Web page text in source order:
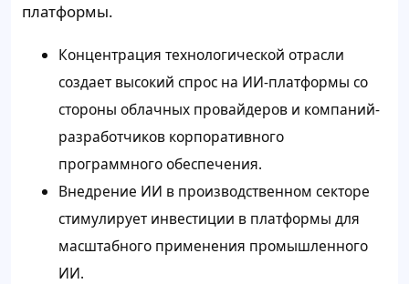
платформы.
Концентрация технологической отрасли
создает высокий спрос на ИИ-платформы со
стороны облачных провайдеров и компаний-
разработчиков корпоративного
программного обеспечения.
Внедрение ИИ в производственном секторе
стимулирует инвестиции в платформы для
масштабного применения промышленного
ИИ.